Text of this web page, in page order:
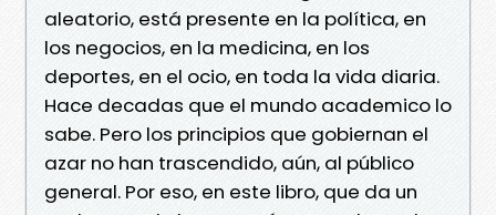
aleatorio, está presente en la política, en
los negocios, en la medicina, en los
deportes, en el ocio, en toda la vida diaria.
Hace decadas que el mundo academico lo
sabe. Pero los principios que gobiernan el
azar no han trascendido, aún, al público
general. Por eso, en este libro, que da un